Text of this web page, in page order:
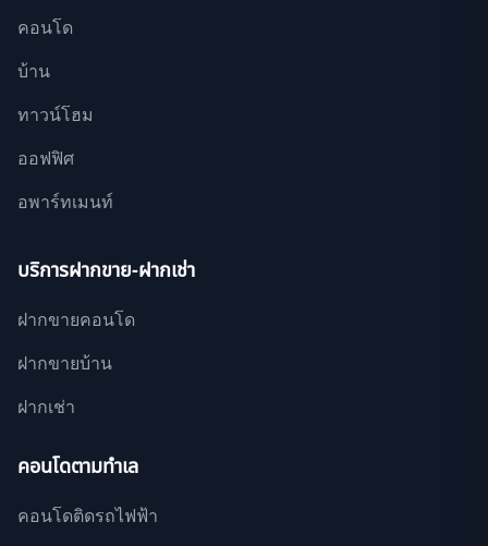
คอนโด
บ้าน
ทาวน์โฮม
ออฟฟิศ
อพาร์ทเมนท์
บริการฝากขาย-ฝากเช่า
ฝากขายคอนโด
ฝากขายบ้าน
ฝากเช่า
คอนโดตามทำเล
คอนโดติดรถไฟฟ้า